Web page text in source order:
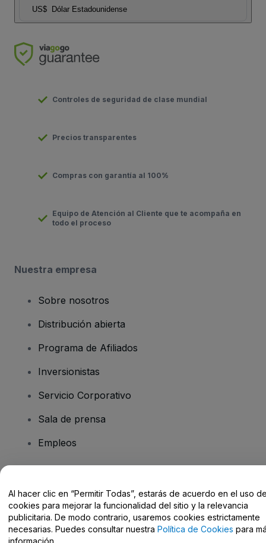
US$ Dólar Estadounidense
Controles de seguridad de clase mundial
Precios transparentes
Compras con garantía al 100%
Equipo de Atención al Cliente que te acompaña en
todo el proceso
Nuestra empresa
Sobre nosotros
Distribución abierta
Programa de Afiliados
Inversionistas
Servicio Corporativo
Sala de prensa
Empleos
Centro de Ayuda / Contacto
Al hacer clic en “Permitir Todas”, estarás de acuerdo en el uso
cookies para mejorar la funcionalidad del sitio y la relevancia
publicitaria. De modo contrario, usaremos cookies estrictamente
necesarias. Puedes consultar nuestra Política de Cookies para
información.